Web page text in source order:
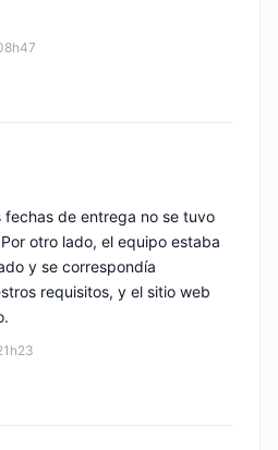
fechas de entrega no se tuvo
otro lado, el equipo estaba
y se correspondía
requisitos, y el sitio web